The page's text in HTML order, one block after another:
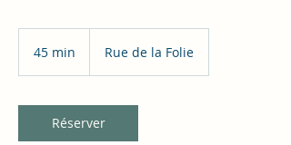
45 min
i
n
Rue de la Folie
Réserver